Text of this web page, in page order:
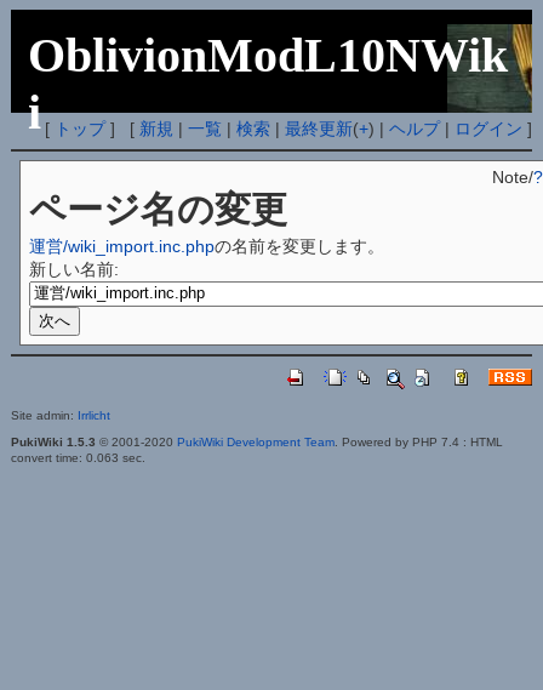
OblivionModL10NWik
i [ トップ] [ 新規 |一覧 |検索 |最終更新(+) |ヘルプ| ログイン ]
ページ名の変更
Note/?
運営/wiki_import.inc.phpの名前を変更します。
新しい名前:
Site admin: Irrlicht
PukiWiki 1.5.3 © 2001-2020 PukiWiki Development Team. Powered by PHP 7.4 : HTML
convert time: 0.063 sec.